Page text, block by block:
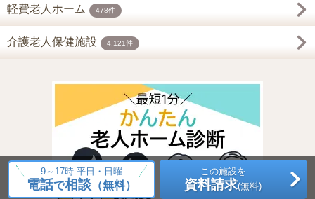
軽費老人ホーム 478件
介護老人保健施設 4,121件
9～17時 平日・日曜
電話で相談（無料）
この施設を
資料請求(無料)